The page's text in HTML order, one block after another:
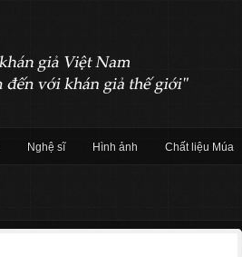
Nghệ sĩ Hình ảnh Chất liệu Múa